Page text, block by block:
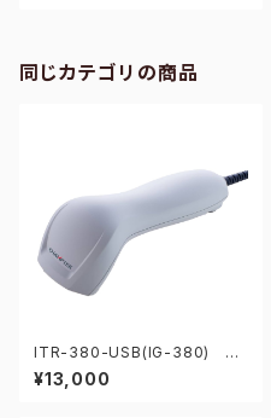
同じカテゴリの商品
ITR-380-USB(IG-380) 2
次元CCDバーコードリーダー
¥13,000